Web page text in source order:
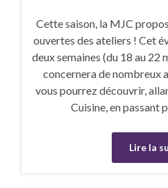
Cette saison, la MJC
ouvertes des ateliers ! Cet
deux semaines (du 18 au 22
concernera de nombreux
vous pourrez découvrir,
Cuisine, en passant
Lire la